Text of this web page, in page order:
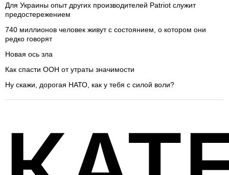
Для Украины опыт других производителей Patriot служит
предостережением
740 миллионов человек живут с состоянием, о котором они
редко говорят
Новая ось зла
Как спасти ООН от утраты значимости
Ну скажи, дорогая НАТО, как у тебя с силой воли?